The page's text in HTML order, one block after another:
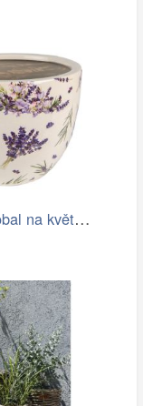
Keramický obal na květináč s levandulí…